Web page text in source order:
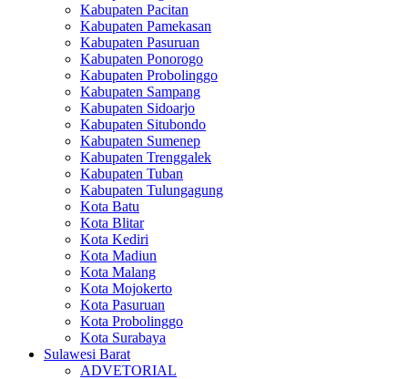
Kabupaten Pacitan
Kabupaten Pamekasan
Kabupaten Pasuruan
Kabupaten Ponorogo
Kabupaten Probolinggo
Kabupaten Sampang
Kabupaten Sidoarjo
Kabupaten Situbondo
Kabupaten Sumenep
Kabupaten Trenggalek
Kabupaten Tuban
Kabupaten Tulungagung
Kota Batu
Kota Blitar
Kota Kediri
Kota Madiun
Kota Malang
Kota Mojokerto
Kota Pasuruan
Kota Probolinggo
Kota Surabaya
Sulawesi Barat
ADVETORIAL